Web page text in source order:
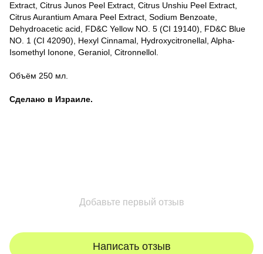
Extract, Citrus Junos Peel Extract, Citrus Unshiu Peel Extract,
Citrus Aurantium Amara Peel Extract, Sodium Benzoate,
Dehydroacetic acid, FD&C Yellow NO. 5 (CI 19140), FD&C Blue
NO. 1 (CI 42090), Hexyl Cinnamal, Hydroxycitronellal, Alpha-
Isomethyl Ionone, Geraniol, Citronnellol.
Объём 250 мл.
Сделано в Израиле.
Добавьте первый отзыв
Написать отзыв